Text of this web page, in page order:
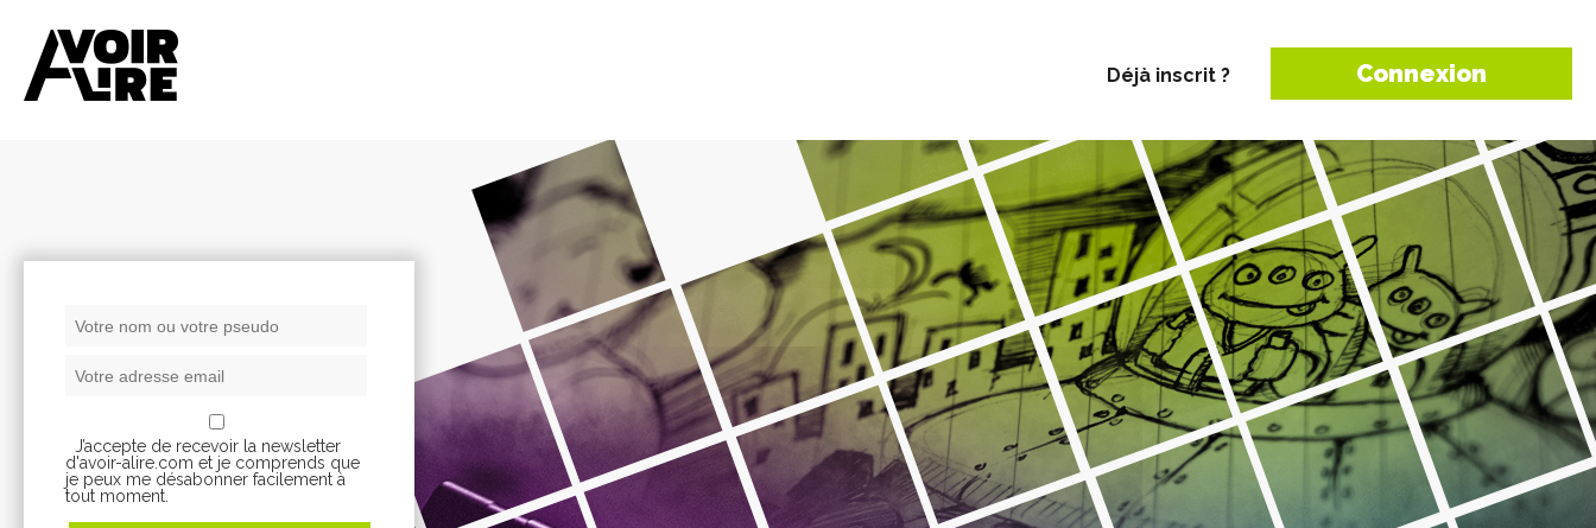
Déjà inscrit ? Connexion
J’accepte de recevoir la newsletter
d'avoir-alire.com et je comprends que
je peux me désabonner facilement à
tout moment.